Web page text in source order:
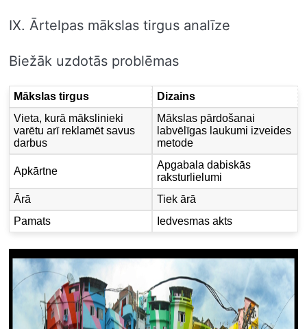
IX. Ārtelpas mākslas tirgus analīze
Biežāk uzdotās problēmas
Mākslas tirgus
Dizains
Vieta, kurā mākslinieki
varētu arī reklamēt savus
darbus
Mākslas pārdošanai
labvēlīgas laukumi izveides
metode
Apkārtne
Apgabala dabiskās
raksturlielumi
Ārā
Tiek ārā
Pamats
Iedvesmas akts